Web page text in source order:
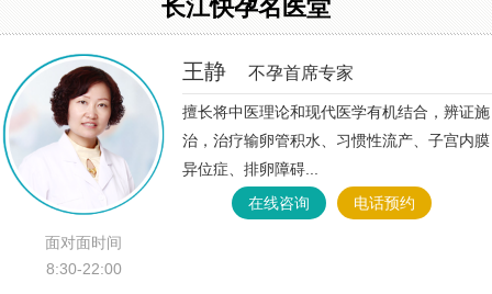
长江快孕名医堂
面对面时间
8:30-22:00
王静 不孕首席专家
擅长将中医理论和现代医学有机结合，辨证施
治，治疗输卵管积水、习惯性流产、子宫内膜
异位症、排卵障碍...
在线咨询
电话预约